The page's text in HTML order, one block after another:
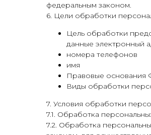
федеральным законом.
6. Цели обработки
Цель обработки
данные электронный
номера телефонов
имя
Правовые основания
Виды обработки
7. Условия обработки
7.1. Обработка
7.2. Обработка